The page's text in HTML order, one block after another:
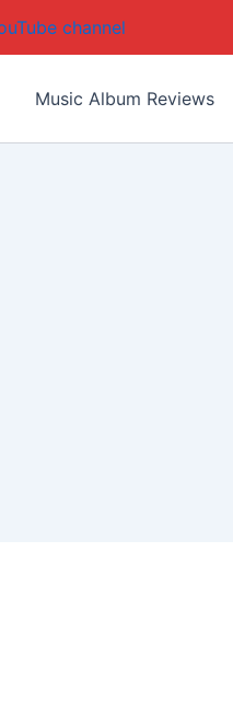
channel
Music Album Reviews